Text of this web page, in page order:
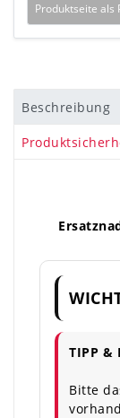
Produktseite als
Beschreibung
TIPP &
Bitte